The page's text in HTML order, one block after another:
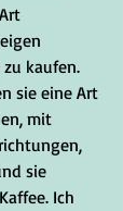
kaufen.
sie eine Art
mit
sie
Ich